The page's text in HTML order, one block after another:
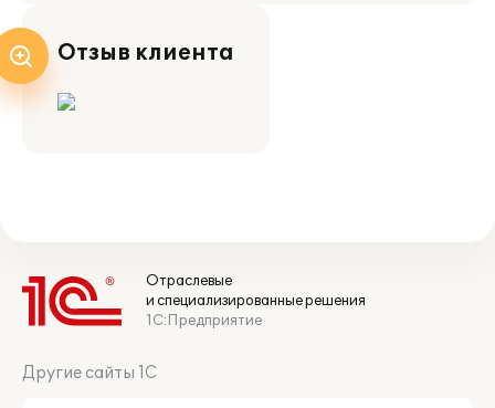
Отзыв клиента
Отраслевые
и специализированные решения
1С:Предприятие
Другие сайты 1С